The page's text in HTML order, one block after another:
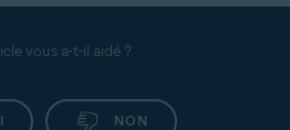
vous a-t-il aidé ?
NON